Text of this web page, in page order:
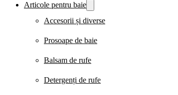
Articole pentru baie
Accesorii și diverse
Prosoape de baie
Balsam de rufe
Detergenți de rufe